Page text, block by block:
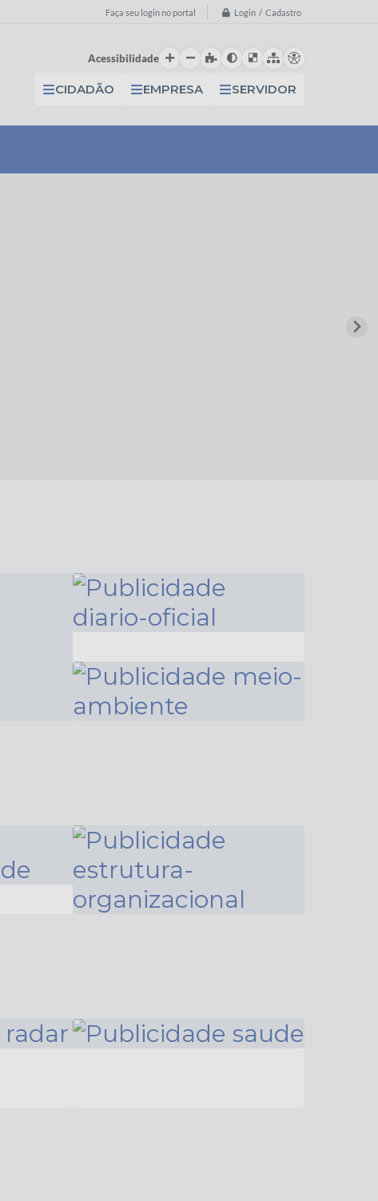
Faça seu login no portal Login / Cadastro
Acessibilidade
CIDADÃO EMPRESA SERVIDOR